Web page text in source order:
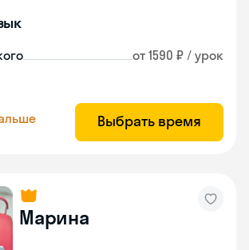
от 1590 ₽ / урок
Выбрать время
Марина